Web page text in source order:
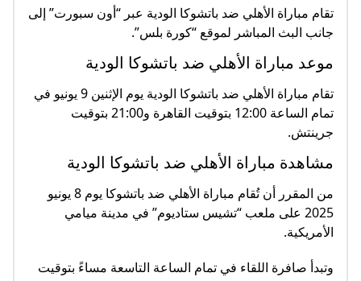
تقام مباراة الأهلي ضد باتشوكا الودية عبر “أون سبورت” إلى
جانب البث المباشر لموقع “كورة بلس”.
موعد مباراة الأهلي ضد باتشوكا الودية
تقام مباراة الأهلي ضد باتشوكا الودية يوم الإثنين 9 يونيو في
تمام الساعة 12:00 بتوقيت القاهرة و21:00 بتوقيت
جرينتش.
مشاهدة مباراة الأهلي ضد باتشوكا الودية
من المقرر أن تُقام مباراة الأهلي ضد باتشوكا يوم 8 يونيو
2025 على ملعب “تشيس ستاديوم” في مدينة ميامي
الأمريكية.
وتبدأ صافرة اللقاء في تمام الساعة التاسعة مساءً بتوقيت